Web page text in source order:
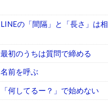
LINEの「間隔」と「長さ」は
最初のうちは質問で締める
名前を呼ぶ
「何してるー？」で始めない